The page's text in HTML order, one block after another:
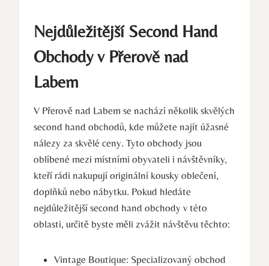
Nejdůležitější Second Hand
Obchody v Přerově nad
Labem
V Přerově nad Labem se nachází několik skvělých
second hand obchodů, kde můžete najít úžasné
nálezy za skvělé ceny. Tyto obchody jsou
oblíbené mezi místními obyvateli i návštěvníky,
kteří rádi nakupují originální kousky oblečení,
doplňků nebo nábytku. Pokud hledáte
nejdůležitější second hand obchody v této
oblasti, určitě byste měli zvážit návštěvu těchto:
Vintage Boutique: Specializovaný obchod